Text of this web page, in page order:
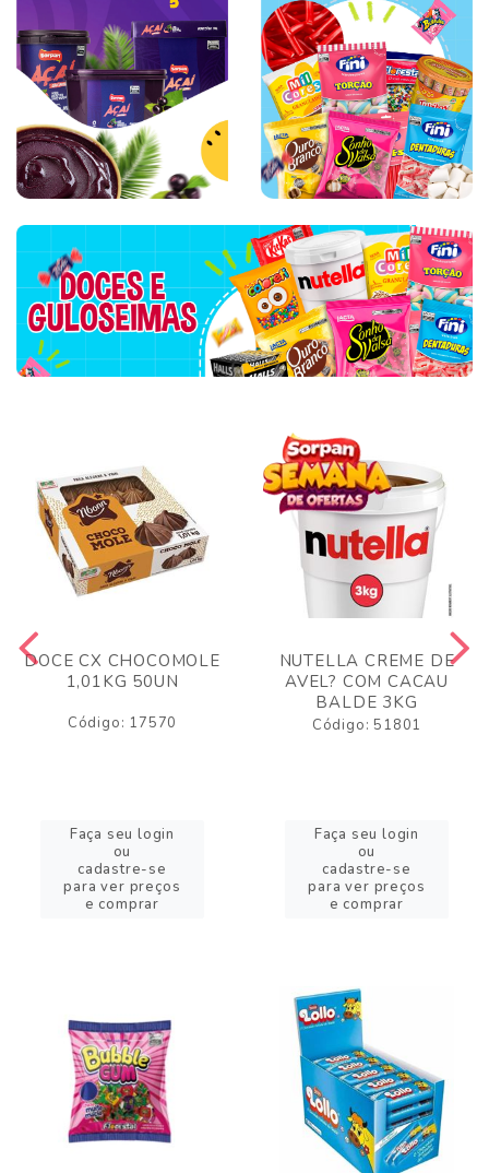
DOCE CX CHOCOMOLE
1,01KG 50UN
Código: 17570
Faça seu login
ou
cadastre-se
para ver preços
e comprar
NUTELLA CREME DE
AVEL? COM CACAU
BALDE 3KG
Código: 51801
Faça seu login
ou
cadastre-se
para ver preços
e comprar